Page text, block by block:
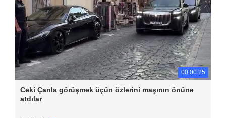
00:00:25
Ceki Çanla görüşmək üçün özlərini maşının önünə
atdılar